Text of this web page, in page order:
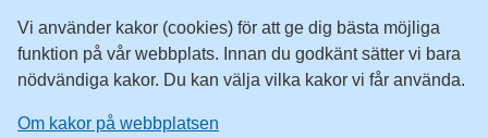
Information för leverantörsskolor
Sociala medier
Vi använder kakor (cookies) för att ge dig bästa möjliga
funktion på vår webbplats. Innan du godkänt sätter vi bara
nödvändiga kakor. Du kan välja vilka kakor vi får använda.
Om kakor på webbplatsen